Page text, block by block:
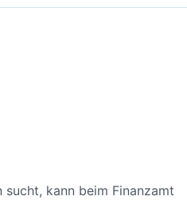
sucht, kann beim Finanzamt